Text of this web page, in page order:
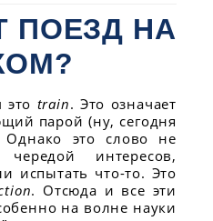
ПОЕЗД НА
это train. Это означает
парой (ну, сегодня
это слово не
интересов,
испытать что-то. Это
. Отсюда и все эти
на волне науки